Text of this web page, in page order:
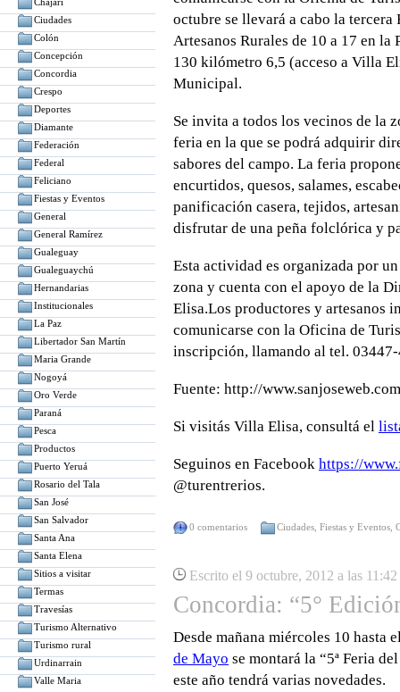
Ciudades
Colón
Concepción
Concordia
Crespo
Deportes
Diamante
Federación
Federal
Feliciano
Fiestas y Eventos
General
General Ramírez
Gualeguay
Gualeguaychú
Hernandarias
Institucionales
La Paz
Libertador San Martín
Maria Grande
Nogoyá
Oro Verde
Paraná
Pesca
Productos
Puerto Yeruá
Rosario del Tala
San José
San Salvador
Santa Ana
Santa Elena
Sitios a visitar
Termas
Travesías
Turismo Alternativo
Turismo rural
Urdinarrain
Valle Maria
octubre se llevará a cabo la tercera
Artesanos Rurales de 10 a 17 en
130 kilómetro 6,5 (acceso a Villa
Municipal.
Se invita a todos los vecinos de la
feria en la que se podrá adquirir
sabores del campo. La feria
encurtidos, quesos, salames,
panificación casera, tejidos,
disfrutar de una peña folclórica y
Esta actividad es organizada por
zona y cuenta con el apoyo de la
Elisa.Los productores y artesanos
comunicarse con la Oficina de
inscripción, llamando al tel.
Fuente: http://
Si visitás Villa Elisa, consultá el
Seguinos en Facebook https://
@turentrerios.
0 comentarios Ciudades Fiestas y Eventos
Escrito el 9 octubre, 2012 a las 11:42
Concordia: “5°
Desde mañana miércoles 10 hasta
de Mayo se montará la “5ª Feria
este año tendrá varias novedades.